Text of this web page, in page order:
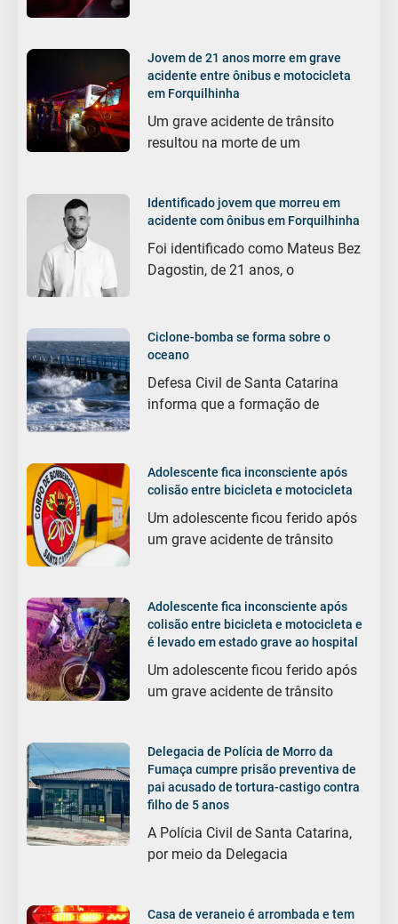
Jovem de 21 anos morre em grave
acidente entre ônibus e motocicleta
em Forquilhinha
Um grave acidente de trânsito
resultou na morte de um
Identificado jovem que morreu em
acidente com ônibus em Forquilhinha
Foi identificado como Mateus Bez
Dagostin, de 21 anos, o
Ciclone-bomba se forma sobre o
oceano
Defesa Civil de Santa Catarina
informa que a formação de
Adolescente fica inconsciente após
colisão entre bicicleta e motocicleta
Um adolescente ficou ferido após
um grave acidente de trânsito
Adolescente fica inconsciente após
colisão entre bicicleta e motocicleta e
é levado em estado grave ao hospital
Um adolescente ficou ferido após
um grave acidente de trânsito
Delegacia de Polícia de Morro da
Fumaça cumpre prisão preventiva de
pai acusado de tortura-castigo contra
filho de 5 anos
A Polícia Civil de Santa Catarina,
por meio da Delegacia
Casa de veraneio é arrombada e tem